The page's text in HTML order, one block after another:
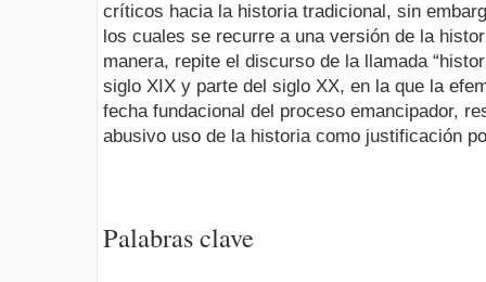
críticos hacia la historia tradicional, sin
los cuales se recurre a una versión de la
manera, repite el discurso de la llamada
siglo XIX y parte del siglo XX, en la que la
fecha fundacional del proceso emancipador,
abusivo uso de la historia como justificación
Palabras clave